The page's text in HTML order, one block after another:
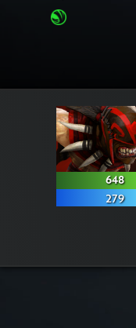
648
279